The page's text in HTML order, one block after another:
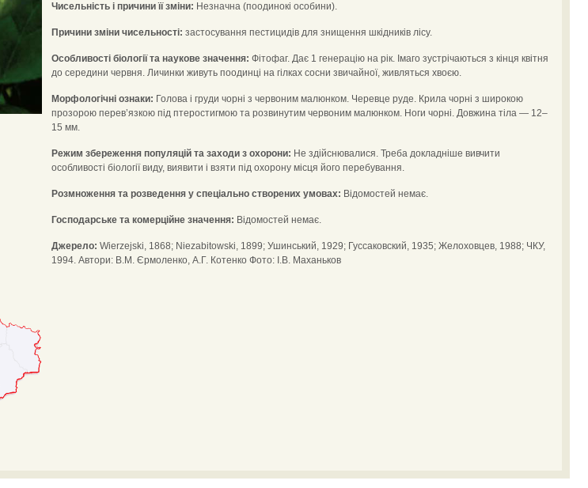
Чисельність і причини її зміни: Незначна (поодинокі особини).
Причини зміни чисельності: застосування пестицидів для знищення шкідників лісу.
Особливості біології та наукове значення: Фітофаг. Дає 1 генерацію на рік. Імаго зустрічаються з кінця квітня
до середини червня. Личинки живуть поодинці на гілках сосни звичайної, живляться хвоєю.
Морфологічні ознаки: Голова і груди чорні з червоним малюнком. Черевце руде. Крила чорні з широкою
прозорою перев’язкою під птеростигмою та розвинутим червоним малюнком. Ноги чорні. Довжина тіла — 12–
15 мм.
Режим збереження популяцій та заходи з охорони: Не здійснювалися. Треба докладніше вивчити
особливості біології виду, виявити і взяти під охорону місця його перебування.
Розмноження та розведення у спеціально створених умовах: Відомостей немає.
Господарське та комерційне значення: Відомостей немає.
Джерело: Wierzejski, 1868; Niezabitowski, 1899; Ушинський, 1929; Гуссаковский, 1935; Желоховцев, 1988; ЧКУ,
1994. Автори: В.М. Єрмоленко, А.Г. Котенко Фото: І.В. Маханьков